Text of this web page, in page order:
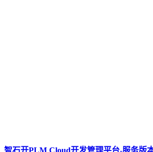
智石开PLM Cloud开发管理平台-服务版